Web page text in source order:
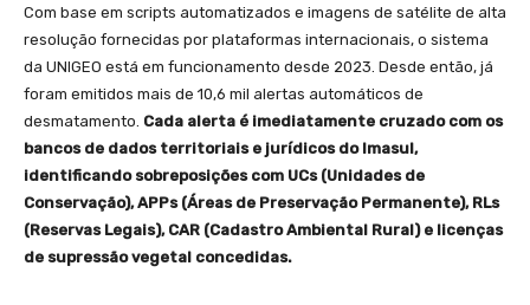
Com base em scripts automatizados e imagens de satélite de alta
resolução fornecidas por plataformas internacionais, o sistema
da UNIGEO está em funcionamento desde 2023. Desde então, já
foram emitidos mais de 10,6 mil alertas automáticos de
desmatamento. Cada alerta é imediatamente cruzado com os
bancos de dados territoriais e jurídicos do Imasul,
identificando sobreposições com UCs (Unidades de
Conservação), APPs (Áreas de Preservação Permanente), RLs
(Reservas Legais), CAR (Cadastro Ambiental Rural) e licenças
de supressão vegetal concedidas.